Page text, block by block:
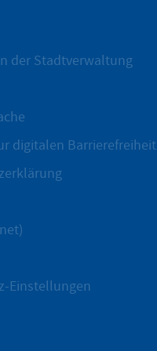
der Stadtverwaltung
digitalen Barrierefreiheit
Einstellungen